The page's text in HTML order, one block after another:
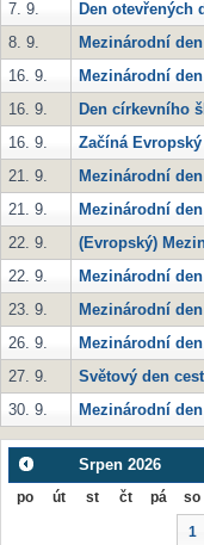
7. 9.
Den otevřených
8. 9.
Mezinárodní
16. 9.
Mezinárodní
16. 9.
Den církevního
16. 9.
Začíná
21. 9.
Mezinárodní
21. 9.
Mezinárodní
22. 9.
(Evropský)
22. 9.
Mezinárodní
23. 9.
Mezinárodní
26. 9.
Mezinárodní
27. 9.
Světový den
30. 9.
Mezinárodní
Srpen 2026
po út st čt pá so
1